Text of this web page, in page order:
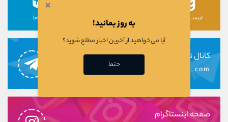
لیست رمزارزها لیست سهام ها دوره ها
کانال تلگرام
alirezamehrabi_com
صفحه اینستاگرام
×
به روز بمانید!
آیا می‌خواهید از آخرین اخبار مطلع شوید؟
حتما